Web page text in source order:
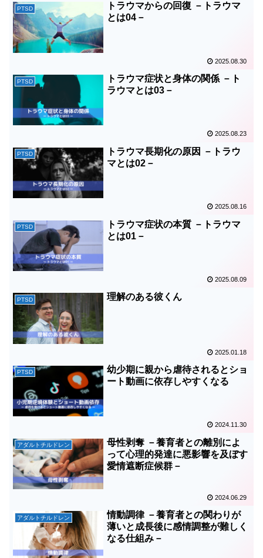
PTSD
トラウマからの回復 －トラウマ
とは04－
2025.08.30
PTSD
トラウマ症状と身体の関係 －ト
ラウマとは03－
2025.08.23
PTSD
トラウマ長期化の原因 －トラウ
マとは02－
2025.08.16
PTSD
トラウマ症状の本質 －トラウマ
とは01－
2025.08.09
PTSD 理解のある彼くん
2025.01.18
PTSD
幼少期に親から虐待されるとショ
ート動画に依存しやすくなる
2024.11.30
アダルトチルドレン
母性剥奪 －養育者との離別によ
って心理的発達に悪影響を及ぼす
愛情遮断症候群－
2024.06.29
アダルトチルドレン
情動調律 －養育者との関わりが
薄いと成長後に感情調整が難しく
なる仕組み－